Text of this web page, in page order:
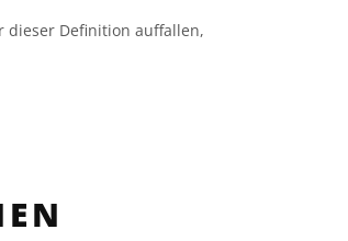
dieser Definition auffallen,